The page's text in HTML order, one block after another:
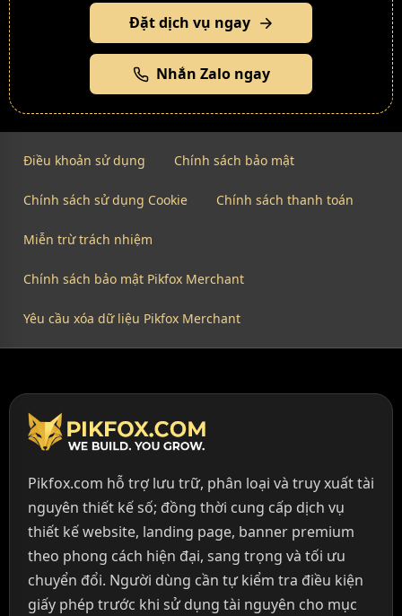
Đặt dịch vụ ngay
Nhắn Zalo ngay
Điều khoản sử dụng Chính sách bảo mật
Chính sách sử dụng Cookie Chính sách thanh toán
Miễn trừ trách nhiệm
Chính sách bảo mật Pikfox Merchant
Yêu cầu xóa dữ liệu Pikfox Merchant
Pikfox.com hỗ trợ lưu trữ, phân loại và truy xuất tài
nguyên thiết kế số; đồng thời cung cấp dịch vụ
thiết kế website, landing page, banner premium
theo phong cách hiện đại, sang trọng và tối ưu
chuyển đổi. Người dùng cần tự kiểm tra điều kiện
giấy phép trước khi sử dụng tài nguyên cho mục